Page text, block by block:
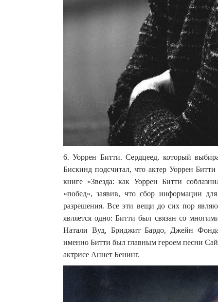
6. Уоррен Битти. Сердцеед, который
Бискинд подсчитал, что актер Уоррен
книге «Звезда: как Уоррен Битти
«побед», заявив, что сбор информации
разрешения. Все эти вещи до сих пор
является одно: Битти был связан со
Натали Вуд, Бриджит Бардо, Джейн
именно Битти был главным героем песни
актрисе Аннет Бенинг.